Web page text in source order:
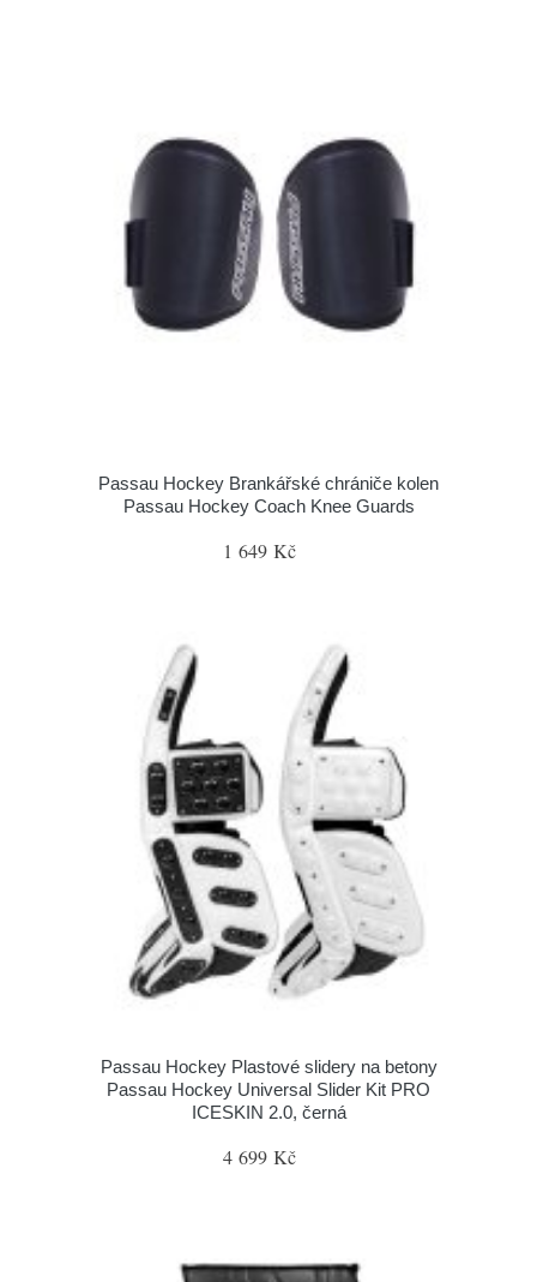
Passau Hockey Brankářské chrániče kolen
Passau Hockey Coach Knee Guards
1 649 Kč
Passau Hockey Plastové slidery na betony
Passau Hockey Universal Slider Kit PRO
ICESKIN 2.0, černá
4 699 Kč